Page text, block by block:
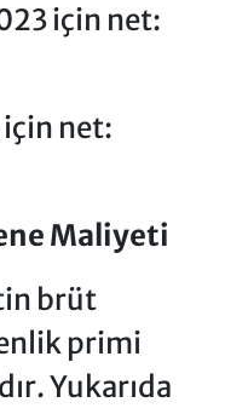
için net:
için net:
Maliyeti
brüt
primi
Yukarıda